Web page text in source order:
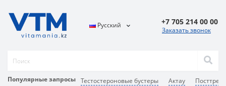
Популярные запросы Тестостероновые бустеры Актау
Русский +7 705 214 00 00
Заказать звонок